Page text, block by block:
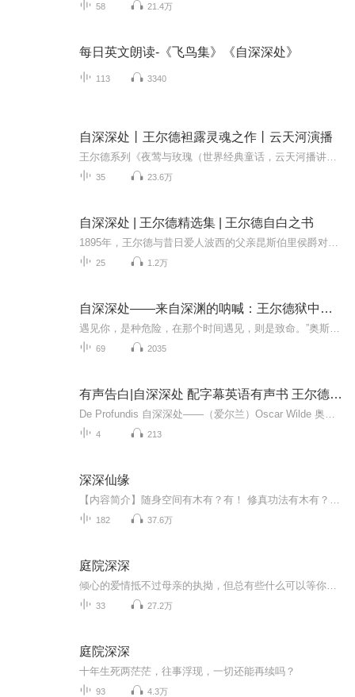
58 21.4万
每日英文朗读-《飞鸟集》《自深深处》
113 3340
自深深处丨王尔德袒露灵魂之作丨云天河演播
35 23.6万
自深深处 | 王尔德精选集 | 王尔德自白之书
25 1.2万
自深深处——来自深渊的呐喊：王尔德狱中书（160周年）译稿
69 2035
有声告白|自深深处 配字幕英语有声书 王尔德的情书
4 213
深深仙缘
182 37.6万
庭院深深
33 27.2万
庭院深深
十年生死两茫茫，往事浮现，一切还能再续吗？
93 4.3万